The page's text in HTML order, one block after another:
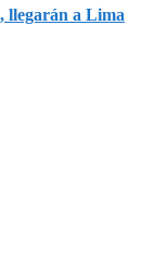
llegarán a Lima